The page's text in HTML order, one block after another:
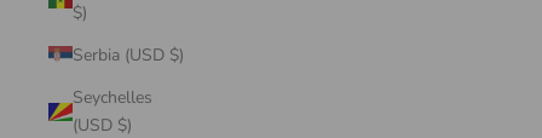
$)
Serbia (USD $)
Seychelles
(USD $)